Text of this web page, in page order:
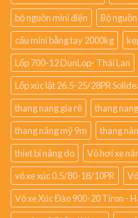
bộ nguồn mini điện
Bộ
cẩu mini bằng tay 2000kg
Lốp 700-12 DunLop- Thái Lan
Lốp xúc lật 26.5-25/28PR
thang nang gia rẻ
thang
thang nâng mỹ 9m
thang
thiet bi nâng do
Vỏ hơi xe
vỏ xe xúc 0.5/80-18/10PR
Vỏ xe Xúc Đào 900-20 Tiron -